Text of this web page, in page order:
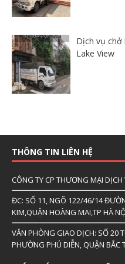
Dịch vụ chở
Lake View
THÔNG TIN LIÊN HỆ
CÔNG TY CP THƯƠNG MẠI
ĐC: SỐ 11, NGÕ 122/46/14
KIM,QUẬN HOÀNG MAI,TP HÀ
VĂN PHÒNG GIAO DỊCH: SỐ 20
PHƯỜNG PHÚ DIỄN, QUẬN BẮC